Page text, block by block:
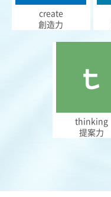
create
創造力
thinking
提案力